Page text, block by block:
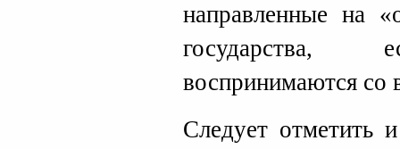
направленные на
государства,
воспринимаются со
Следует отметить